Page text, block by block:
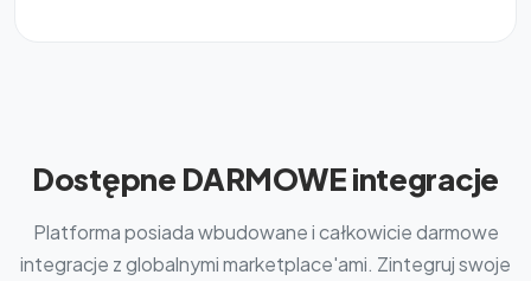
Dostępne DARMOWE integracje
Platforma posiada wbudowane i całkowicie darmowe
integracje z globalnymi marketplace'ami. Zintegruj swoje